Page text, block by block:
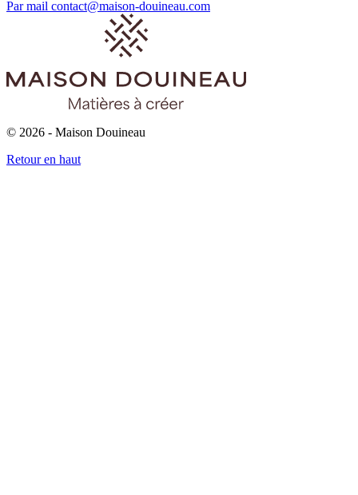
Par mail contact@maison-douineau.com
© 2026 - Maison Douineau
Retour en haut